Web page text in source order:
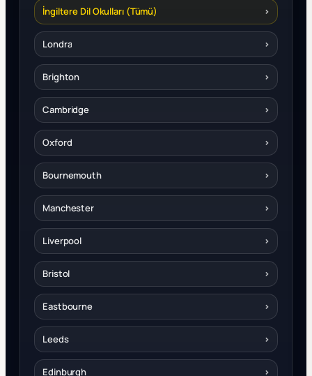
İngiltere Dil Okulları (Tümü) ›
Londra ›
Brighton ›
Cambridge ›
Oxford ›
Bournemouth ›
Manchester ›
Liverpool ›
Bristol ›
Eastbourne ›
Leeds ›
Edinburgh ›